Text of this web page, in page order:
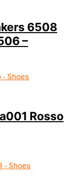
6508
–
Rosso